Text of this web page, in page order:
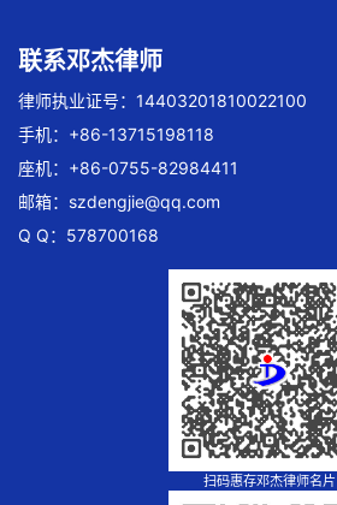
联系邓杰律师
律师执业证号：14403201810022100
手机：+86-13715198118
座机：+86-0755-82984411
邮箱： szdengjie@qq.com
Q Q：578700168
扫码惠存邓杰律师名片